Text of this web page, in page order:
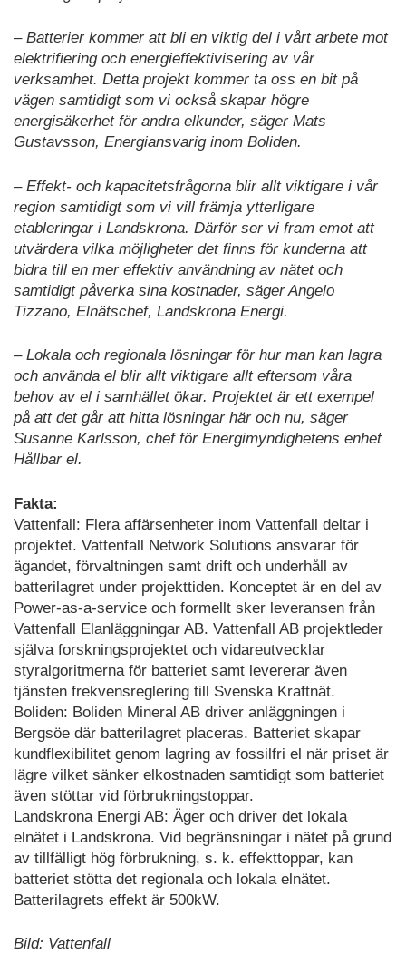
– Batterier kommer att bli en viktig del i vårt arbete mot
elektrifiering och energieffektivisering av vår
verksamhet. Detta projekt kommer ta oss en bit på
vägen samtidigt som vi också skapar högre
energisäkerhet för andra elkunder, säger Mats
Gustavsson, Energiansvarig inom Boliden.
– Effekt- och kapacitetsfrågorna blir allt viktigare i vår
region samtidigt som vi vill främja ytterligare
etableringar i Landskrona. Därför ser vi fram emot att
utvärdera vilka möjligheter det finns för kunderna att
bidra till en mer effektiv användning av nätet och
samtidigt påverka sina kostnader, säger Angelo
Tizzano, Elnätschef, Landskrona Energi.
– Lokala och regionala lösningar för hur man kan lagra
och använda el blir allt viktigare allt eftersom våra
behov av el i samhället ökar. Projektet är ett exempel
på att det går att hitta lösningar här och nu, säger
Susanne Karlsson, chef för Energimyndighetens enhet
Hållbar el.
Fakta:
Vattenfall: Flera affärsenheter inom Vattenfall deltar i
projektet. Vattenfall Network Solutions ansvarar för
ägandet, förvaltningen samt drift och underhåll av
batterilagret under projekttiden. Konceptet är en del av
Power-as-a-service och formellt sker leveransen från
Vattenfall Elanläggningar AB. Vattenfall AB projektleder
själva forskningsprojektet och vidareutvecklar
styralgoritmerna för batteriet samt levererar även
tjänsten frekvensreglering till Svenska Kraftnät.
Boliden: Boliden Mineral AB driver anläggningen i
Bergsöe där batterilagret placeras. Batteriet skapar
kundflexibilitet genom lagring av fossilfri el när priset är
lägre vilket sänker elkostnaden samtidigt som batteriet
även stöttar vid förbrukningstoppar.
Landskrona Energi AB: Äger och driver det lokala
elnätet i Landskrona. Vid begränsningar i nätet på grund
av tillfälligt hög förbrukning, s. k. effekttoppar, kan
batteriet stötta det regionala och lokala elnätet.
Batterilagrets effekt är 500kW.
Bild: Vattenfall